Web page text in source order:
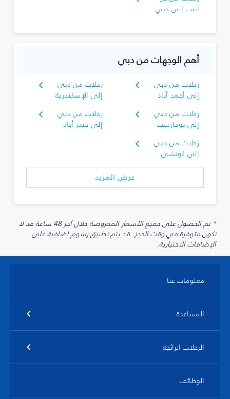
أبيب إلى دبي
أهم الوجهات من دبي
رحلات من دبي
إلى أحمد آباد
رحلات من دبي
إلى الإسكندرية
رحلات من دبي
إلى بوخارست
رحلات من دبي
إلى حيدر أباد
رحلات من دبي
إلى كوتشي
عرض المزيد
* تم الحصول على جميع الأسعار المعروضة خلال آخر 48 ساعة قد لا
تكون متوفرة في وقت الحجز. قد يتم تطبيق رسوم إضافية على
الإضافات الاختيارية.
معلومات عنا
المساعدة
الرحلات الرائجة
الوظائف